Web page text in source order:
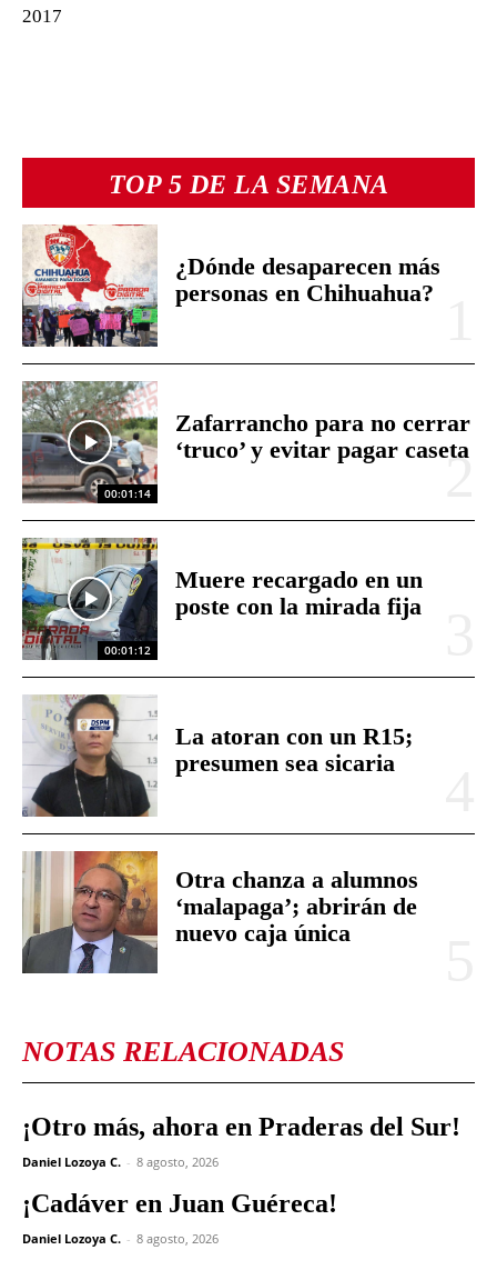
TOP 5 DE LA SEMANA
¿Dónde desaparecen más
personas en Chihuahua?
00:01:14
Zafarrancho para no cerrar
‘truco’ y evitar pagar caseta
00:01:12
Muere recargado en un
poste con la mirada fija
La atoran con un R15;
presumen sea sicaria
Otra chanza a alumnos
‘malapaga’; abrirán de
nuevo caja única
NOTAS RELACIONADAS
¡Otro más, ahora en Praderas del Sur!
Daniel Lozoya C. - 8 agosto, 2026
¡Cadáver en Juan Guéreca!
Daniel Lozoya C. - 8 agosto, 2026
2017